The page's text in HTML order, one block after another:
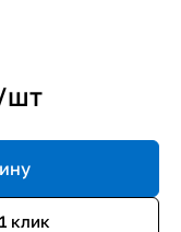
шт
клик